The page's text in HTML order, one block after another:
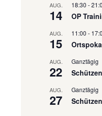
AUG.
14
18:30 -
OP
AUG.
15
11:00 -
AUG.
22
Ganztägig
AUG.
27
Ganztägig